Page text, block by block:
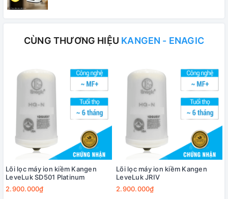
CÙNG THƯƠNG HIỆU KANGEN - ENAGIC
Lõi lọc máy ion kiềm Kangen
LeveLuk SD501 Platinum
2.900.000₫
Lõi lọc máy ion kiềm Kangen
LeveLuk JRIV
2.900.000₫